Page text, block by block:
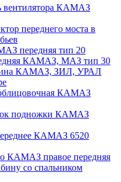
вентилятора КАМАЗ
переднего моста в
передняя тип 20
КАМАЗ, МАЗ тип 30
КАМАЗ, ЗИЛ, УРАЛ
КАМАЗ
подножки КАМАЗ
КАМАЗ 6520
КАМАЗ правое передняя
со спальником